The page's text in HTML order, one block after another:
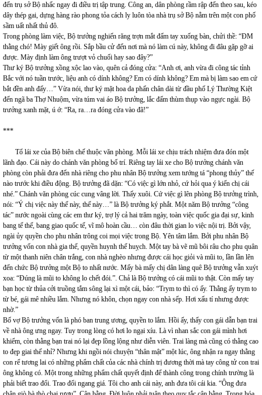
đến trụ sở Bộ nhấc ngay đi điều trị tập trung. Công an, dân phòng rầm rập đến theo sau, kéo
dây thép gai, dựng hàng rào phong tỏa cách ly luôn tòa nhà trụ sở Bộ nằm trên một con phố
sầm uất nhất thủ đô.
Trong phòng làm việc, Bộ trưởng nghiến răng trợn mắt đấm tay xuống bàn, chửi thề: “ĐM
thằng chó! Mày giết ông rồi. Sắp bầu cử đến nơi mà nó làm cú này, không đi đâu gặp gỡ ai
được. Mày định làm ông trượt vỏ chuối hay sao đây?”
Thư ký Bộ trưởng xồng xộc lao vào, quên cả đóng cửa: “Anh ơi, anh vừa đi công tác tỉnh
Bắc với nó tuần trước, liệu anh có dính không? Em có dính không? Em mà bị làm sao em cứ
bắt đền anh đấy…” Vừa nói, thư ký mặt hoa da phấn chân dài từ đầu phố Lý Thường Kiệt
đến ngã ba Thợ Nhuộm, vừa túm vai áo Bộ trưởng, lắc đấm thùm thụp vào ngực ngài. Bộ
trưởng xanh mặt, ú ớ: “Ra, ra…ra đóng cửa vào đã!”
***
Tổ lái xe của Bộ biên chế thuộc văn phòng. Mỗi lái xe chịu trách nhiệm đưa đón một
lãnh đạo. Cái này do chánh văn phòng bố trí. Riêng tay lái xe cho Bộ trưởng chánh văn
phòng còn phải đưa đến nhà riêng cho phu nhân Bộ trưởng xem tướng tá “phong thủy” thế
nào trước khi điều động. Bộ trưởng đã dặn: “Có việc gì lớn nhỏ, cứ hỏi qua ý kiến chị cái
nhé.” Chánh văn phòng cúc cung vâng lời. Thấy xuôi. Cứ việc gì lên phòng Bộ trưởng trình,
nói: “Ý chị việc này thế này, thế này…” là Bộ trưởng ký phắt. Một năm Bộ trưởng “công
tác” nước ngoài cùng các em thư ký, trợ lý cả hai trăm ngày, toàn việc quốc gia đại sự, kinh
bang tế thế, bang giao quốc tế, vĩ mô hoàn cầu… còn đâu thời gian lo việc nội trị. Bởi vậy,
ngài ủy quyền cho phu nhân trông coi mọi việc trong Bộ. Yên tâm lắm. Bởi phu nhân Bộ
trưởng vốn con nhà gia thế, quyền huynh thế huỵch. Một tay bà vẽ mũ bôi râu cho phu quân
từ một thanh niên chân trắng, con nhà nghèo nhưng được cái học giỏi và mũi to, lần lần lên
đến chức Bộ trưởng một Bộ to nhất nước. Mấy bà mấy chị dân làng quê Bộ trưởng vẫn xuýt
xoa: “Đúng là mũi to không lo chết đói.”. Chả là Bộ trưởng có cái mũi to thật. Còn mấy tay
bạn học từ thủa cởi truồng tắm sông lại xì một cái, bảo: “Trym to thì có ấy. Thằng ấy trym to
từ bé, gái mê nhiều lắm. Nhưng nó khôn, chọn ngay con nhà sếp. Hơi xấu tí nhưng được
nhờ.”
Bố vợ Bộ trưởng vốn là phó ban trung ương, quyền to lắm. Hồi ấy, thấy con gái dẫn bạn trai
về nhà ông ưng ngay. Tuy trong lòng có hơi lo ngại xíu. Là vì nhan sắc con gái mình hơi
khiểm, còn thằng bạn trai nó lại đẹp lồng lộng như diễn viên. Trai làng mà cũng có thằng cao
to đẹp giai thế nhỉ? Nhưng khi ngồi nói chuyện “thân mật” một lúc, ông nhận ra ngay thằng
con rể tương lai có những phẩm chất của các nhà chính trị đương thời mà tay công tử con trai
ông không có. Một trong những phẩm chất quyết định để thành công trong chính trường là
phải biết trao đổi. Trao đổi ngang giá. Tôi cho anh cái này, anh đưa tôi cái kia. “Ông đưa